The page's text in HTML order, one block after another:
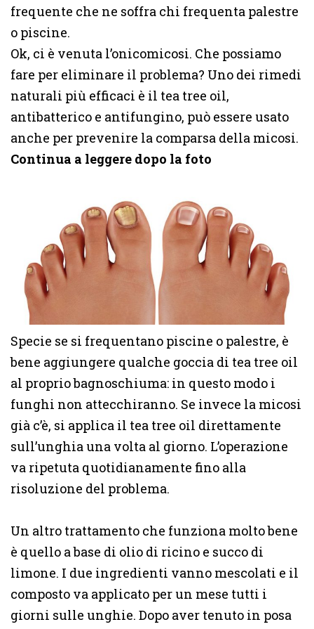
frequente che ne soffra chi frequenta palestre
o piscine.
Ok, ci è venuta l’onicomicosi. Che possiamo
fare per eliminare il problema? Uno dei rimedi
naturali più efficaci è il tea tree oil,
antibatterico e antifungino, può essere usato
anche per prevenire la comparsa della micosi.
Continua a leggere dopo la foto
Specie se si frequentano piscine o palestre, è
bene aggiungere qualche goccia di tea tree oil
al proprio bagnoschiuma: in questo modo i
funghi non attecchiranno. Se invece la micosi
già c’è, si applica il tea tree oil direttamente
sull’unghia una volta al giorno. L’operazione
va ripetuta quotidianamente fino alla
risoluzione del problema.
Un altro trattamento che funziona molto bene
è quello a base di olio di ricino e succo di
limone. I due ingredienti vanno mescolati e il
composto va applicato per un mese tutti i
giorni sulle unghie. Dopo aver tenuto in posa